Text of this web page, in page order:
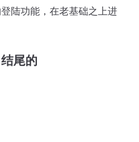
陆功能，在老基础之上进
尾的